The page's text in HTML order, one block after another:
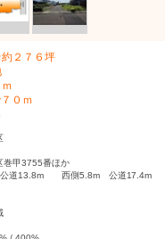
２７６坪
０ｍ
巻甲3755番ほか
公道13.8m 西側5.8m 公道17.4m